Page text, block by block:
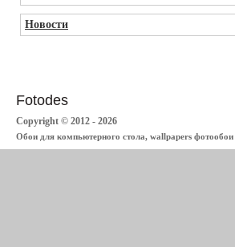
Новости
Fotodes
Copyright © 2012 - 2026
Обои для компьютерного стола, wallpapers фотообои